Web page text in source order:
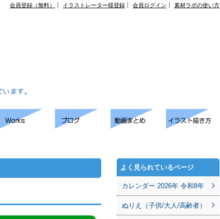
会員登録（無料） イラストレーター様登録 会員ログイン 素材ラボの使い方
よく見られているページ
カレンダー 2026年 令和8年
ぬりえ（子供/大人/高齢者）